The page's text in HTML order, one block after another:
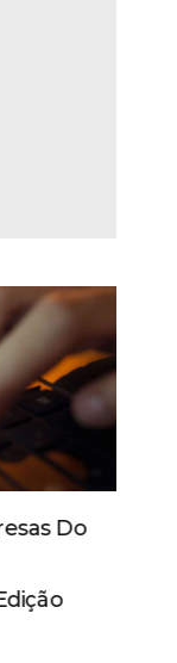
Do